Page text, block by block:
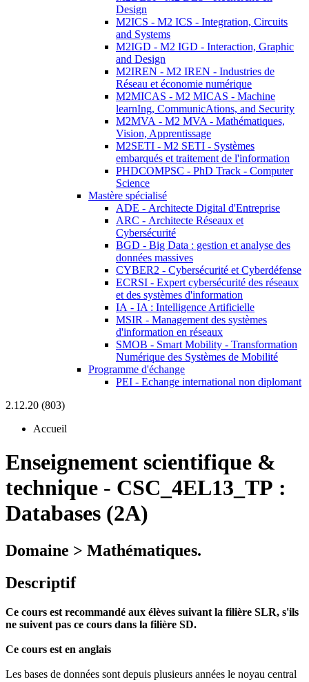
Design
M2ICS - M2 ICS - Integration, Circuits
and Systems
M2IGD - M2 IGD - Interaction, Graphic
and Design
M2IREN - M2 IREN - Industries de
Réseau et économie numérique
M2MICAS - M2 MICAS - Machine
learnIng, CommunicAtions, and Security
M2MVA - M2 MVA - Mathématiques,
Vision, Apprentissage
M2SETI - M2 SETI - Systèmes
embarqués et traitement de l'information
PHDCOMPSC - PhD Track - Computer
Science
Mastère spécialisé
ADE - Architecte Digital d'Entreprise
ARC - Architecte Réseaux et
Cybersécurité
BGD - Big Data : gestion et analyse des
données massives
CYBER2 - Cybersécurité et Cyberdéfense
ECRSI - Expert cybersécurité des réseaux
et des systèmes d'information
IA - IA : Intelligence Artificielle
MSIR - Management des systèmes
d'information en réseaux
SMOB - Smart Mobility - Transformation
Numérique des Systèmes de Mobilité
Programme d'échange
PEI - Echange international non diplomant
2.12.20 (803)
Accueil
Enseignement scientifique &
technique - CSC_4EL13_TP :
Databases (2A)
Domaine > Mathématiques.
Descriptif
Ce cours est recommandé aux élèves suivant la filière SLR, s'ils
ne suivent pas ce cours dans la filière SD.
Ce cours est en anglais
Les bases de données sont depuis plusieurs années le noyau central